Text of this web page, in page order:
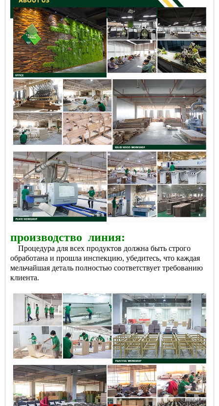
производство линия:
Процедура для всех продуктов должна быть строго
обработана и прошла инспекцию, убедитесь, что каждая
мельчайшая деталь полностью соответствует требованию
клиента.